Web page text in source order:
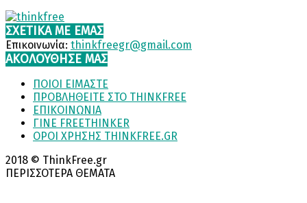
ΣΧΕΤΙΚΆ ΜΕ ΕΜΆΣ
Επικοινωνία: thinkfreegr@gmail.com
ΑΚΟΛΟΥΘΗΣΕ ΜΑΣ
ΠΟΙΟΙ ΕΙΜΑΣΤΕ
ΠΡΟΒΛΗΘΕΙΤΕ ΣΤΟ THINKFREE
ΕΠΙΚΟΙΝΩΝΙΑ
ΓΙΝΕ FREETHINKER
ΟΡΟΙ ΧΡΗΣΗΣ THINKFREE.GR
2018 © ThinkFree.gr
ΠΕΡΙΣΣΟΤΕΡΑ ΘΕΜΑΤΑ